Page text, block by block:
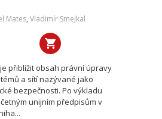
Mates, Vladimír Smejkal
přiblížit obsah právní úpravy
a sítí nazývané jako
bezpečnosti. Po výkladu
unijním předpisům v